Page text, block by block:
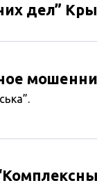
дел”